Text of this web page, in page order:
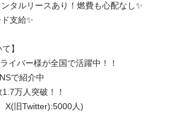
タルリースあり！燃費も心配なし✨
支給✨
】
イバー様が全国で活躍中！！
で紹介中
万人突破！！
X(旧Twitter):5000人)